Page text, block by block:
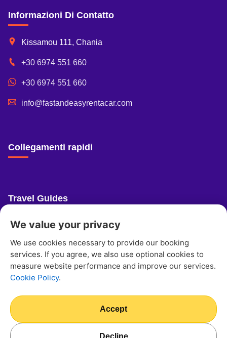
Informazioni Di Contatto
Kissamou 111, Chania
+30 6974 551 660
+30 6974 551 660
info@fastandeasyrentacar.com
Collegamenti rapidi
Travel Guides
Ultimate Guide To Crete Best Beaches
Informativa sulla privacy
Cookie Policy
We value your privacy
We use cookies necessary to provide our booking
services. If you agree, we also use optional cookies to
measure website performance and improve our services.
Cookie Policy.
Accept
Decline